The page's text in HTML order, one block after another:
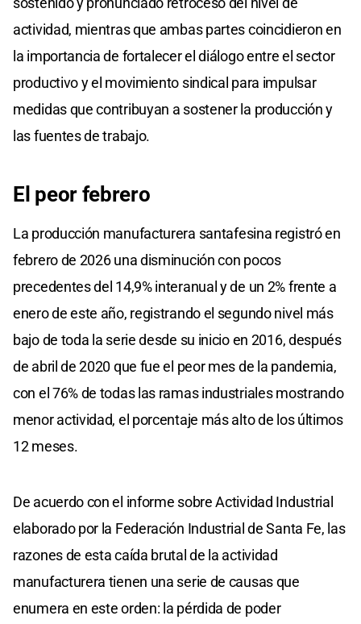
actividad, mientras que ambas partes coincidieron en
la importancia de fortalecer el diálogo entre el sector
productivo y el movimiento sindical para impulsar
medidas que contribuyan a sostener la producción y
las fuentes de trabajo.
El peor febrero
La producción manufacturera santafesina registró en
febrero de 2026 una disminución con pocos
precedentes del 14,9% interanual y de un 2% frente a
enero de este año, registrando el segundo nivel más
bajo de toda la serie desde su inicio en 2016, después
de abril de 2020 que fue el peor mes de la pandemia,
con el 76% de todas las ramas industriales mostrando
menor actividad, el porcentaje más alto de los últimos
12 meses.
De acuerdo con el informe sobre Actividad Industrial
elaborado por la Federación Industrial de Santa Fe, las
razones de esta caída brutal de la actividad
manufacturera tienen una serie de causas que
enumera en este orden: la pérdida de poder